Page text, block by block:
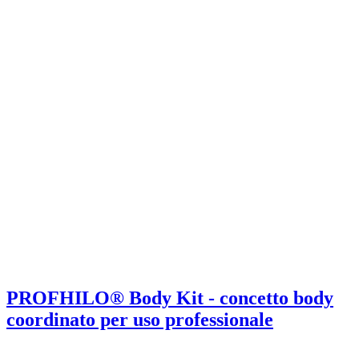
PROFHILO® Body Kit - concetto body
coordinato per uso professionale